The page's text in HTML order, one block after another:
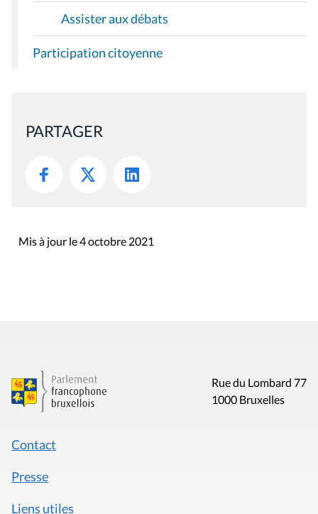
Assister aux débats
Participation citoyenne
PARTAGER
Mis à jour le 4 octobre 2021
Rue du Lombard 77
1000 Bruxelles
Contact
Presse
Liens utiles